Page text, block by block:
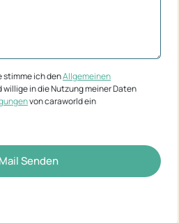
stimme ich denAllgemeinen
willige in die Nutzung meiner Daten
von caraworld ein
Senden